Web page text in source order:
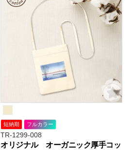
短納期 フルカラー
TR-1299-008
オリジナル オーガニック厚手コッ